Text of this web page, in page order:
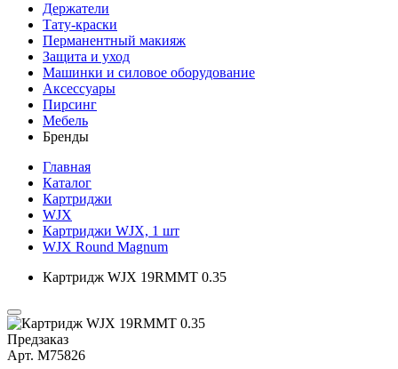
Держатели
Тату-краски
Перманентный макияж
Защита и уход
Машинки и силовое оборудование
Аксессуары
Пирсинг
Мебель
Бренды
Главная
Каталог
Картриджи
WJX
Картриджи WJX, 1 шт
WJX Round Magnum
Картридж WJX 19RMMT 0.35
Предзаказ
Арт. М75826